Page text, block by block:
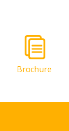
Brochure